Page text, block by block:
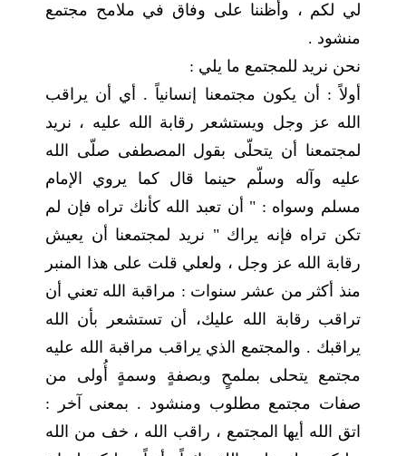
لي لكم ، وأظننا على وفاق في ملامح مجتمع
منشود .
نحن نريد للمجتمع ما يلي :
أولاً : أن يكون مجتمعنا إنسانياً . أي أن يراقب
الله عز وجل ويستشعر رقابة الله عليه ، نريد
لمجتمعنا أن يتحلّى بقول المصطفى صلّى الله
عليه وآله وسلّم حينما قال كما يروي الإمام
مسلم وسواه : " أن تعبد الله كأنك تراه فإن لم
تكن تراه فإنه يراك " نريد لمجتمعنا أن يعيش
رقابة الله عز وجل ، ولعلي قلت على هذا المنبر
منذ أكثر من عشر سنوات : مراقبة الله تعني أن
تراقب رقابة الله عليك، أن تستشعر بأن الله
يراقبك . والمجتمع الذي يراقب مراقبة الله عليه
مجتمع يتحلى بملمحٍ وبصفةٍ وسمةٍ أُولى من
صفات مجتمع مطلوب ومنشود . بمعنى آخر :
اتق الله أيها المجتمع ، راقب الله ، خف من الله